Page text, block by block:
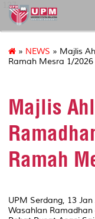
127
» NEWS » Majlis
Ramah Mesra 1/2026
Majlis
Ramah
UPM Serdang, 13
Wasahlan